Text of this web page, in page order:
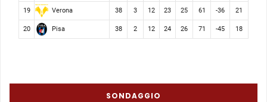
19 Verona 38 3 12 23 25 61 -36 21
20 Pisa 38 2 12 24 26 71 -45 18
SONDAGGIO